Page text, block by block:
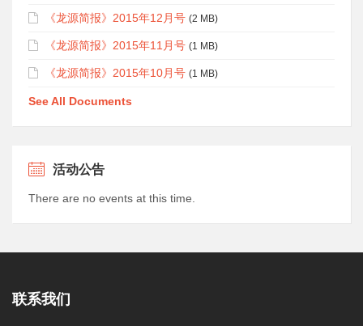
《龙源简报》2015年12月号 (2 MB)
《龙源简报》2015年11月号 (1 MB)
《龙源简报》2015年10月号 (1 MB)
See All Documents
活动公告
There are no events at this time.
联系我们